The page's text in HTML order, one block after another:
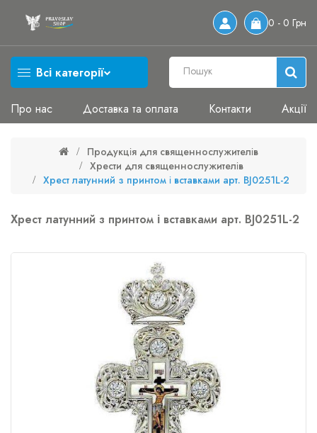
0 - 0 Грн
Всі категорії
Про нас Доставка та оплата Контакти Акції
Продукція для священнослужителів
Хрести для священнослужителів
Хрест латунний з принтом і вставками арт. BJ0251L-2
Хрест латунний з принтом і вставками арт. BJ0251L-2